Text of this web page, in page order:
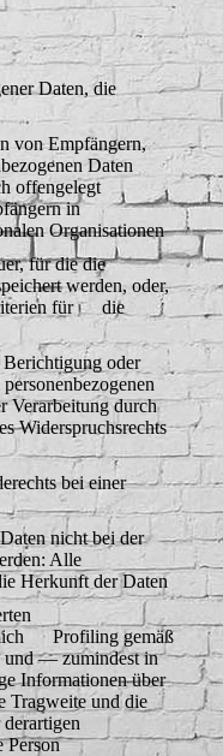
Daten, die
von Empfängern,
Daten
offengelegt
in
Organisationen
für die die
werden, oder,
für die
oder
Verarbeitung durch
Widerspruchsrechts
bei einer
nicht bei der
Alle
Herkunft der Daten
Profiling gemäß
— zumindest in
Informationen über
und die